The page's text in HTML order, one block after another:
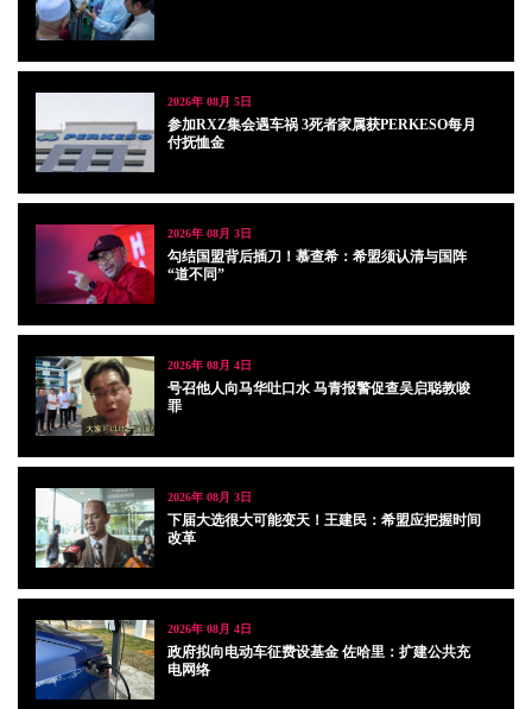
2026年 08月 5日
参加RXZ集会遇车祸 3死者家属获PERKESO每月
付抚恤金
2026年 08月 3日
勾结国盟背后插刀！慕查希：希盟须认清与国阵
“道不同”
2026年 08月 4日
号召他人向马华吐口水 马青报警促查吴启聪教唆
罪
2026年 08月 3日
下届大选很大可能变天！王建民：希盟应把握时间
改革
2026年 08月 4日
政府拟向电动车征费设基金 佐哈里：扩建公共充
电网络